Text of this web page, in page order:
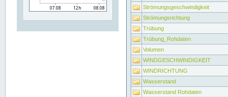
Strömungsgeschwindigkeit
Strömungsrichtung
Trübung
Trübung_Rohdaten
Volumen
WINDGESCHWINDIGKEIT
WINDRICHTUNG
Wasserstand
Wasserstand Rohdaten